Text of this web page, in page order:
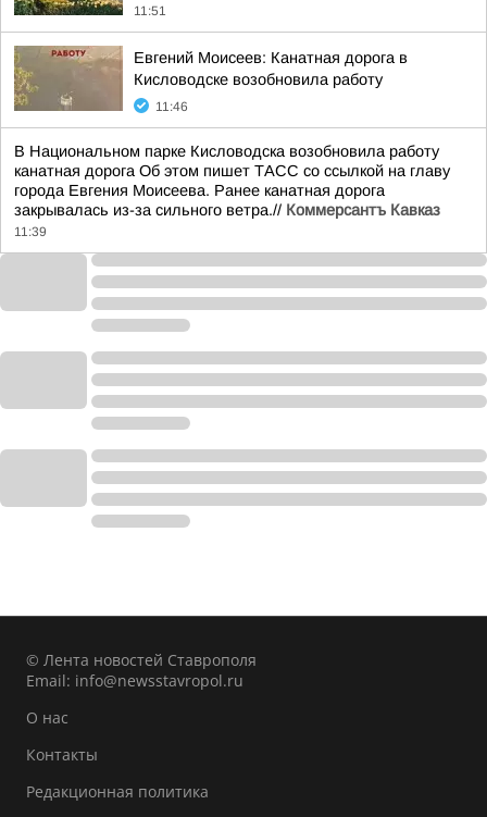
11:51
Евгений Моисеев: Канатная дорога в
Кисловодске возобновила работу
11:46
В Национальном парке Кисловодска возобновила работу
канатная дорога Об этом пишет ТАСС со ссылкой на главу
города Евгения Моисеева. Ранее канатная дорога
закрывалась из-за сильного ветра.// Коммерсантъ Кавказ
11:39
© Лента новостей Ставрополя
Email: info@newsstavropol.ru
О нас
Контакты
Редакционная политика